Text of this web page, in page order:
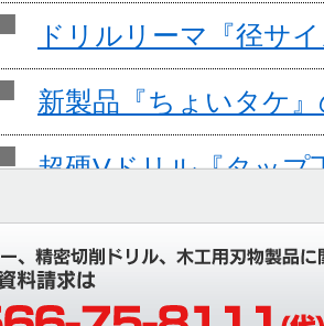
ドリルリーマ『径サ
新製品『ちょいタケ
超硬Vドリル『タップ
ョン追加』
夏期休業のご案内